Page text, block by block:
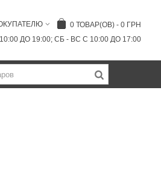
0 ТОВАР(ОВ) - 0 ГРН
ДО 19:00; СБ - ВС С 10:00 ДО 17:00